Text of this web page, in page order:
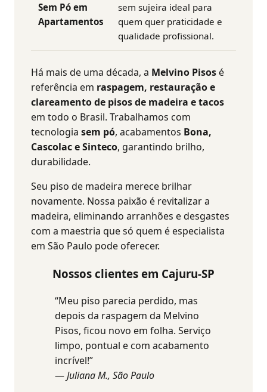
Sem Pó em
Apartamentos
sem sujeira ideal para
quem quer praticidade e
qualidade profissional.
Há mais de uma década, a Melvino Pisos é
referência em raspagem, restauração e
clareamento de pisos de madeira e tacos
em todo o Brasil. Trabalhamos com
tecnologia sem pó, acabamentos Bona,
Cascolac e Sinteco, garantindo brilho,
durabilidade.
Seu piso de madeira merece brilhar
novamente. Nossa paixão é revitalizar a
madeira, eliminando arranhões e desgastes
com a maestria que só quem é especialista
em São Paulo pode oferecer.
Nossos clientes em Cajuru-SP
“Meu piso parecia perdido, mas
depois da raspagem da Melvino
Pisos, ficou novo em folha. Serviço
limpo, pontual e com acabamento
incrível!”
—Juliana M., São Paulo